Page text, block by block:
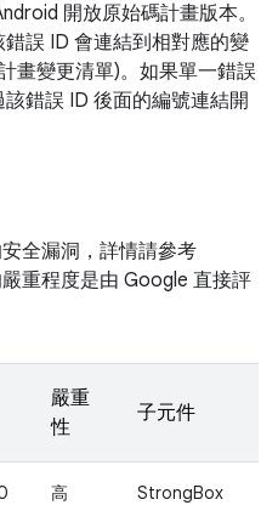
開放原始碼計畫版本。
誤 ID 會連結到相對應的變
畫變更清單)。如果單一錯誤
錯誤 ID 後面的編號連結開
全漏洞，詳情請參考
重程度是由 Google 直接評
嚴重
性
子元件
高 StrongBox